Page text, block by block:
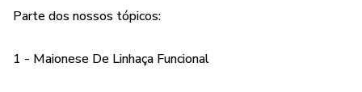
Parte dos nossos tópicos:
1 - Maionese De Linhaça Funcional